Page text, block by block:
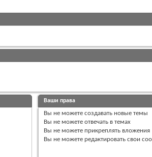
Ваши права
Вы не можете создавать новые темы
Вы не можете отвечать в темах
Вы не можете прикреплять вложения
Вы не можете редактировать свои